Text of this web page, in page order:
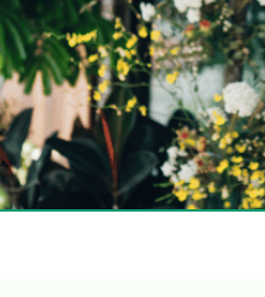
Téléphone